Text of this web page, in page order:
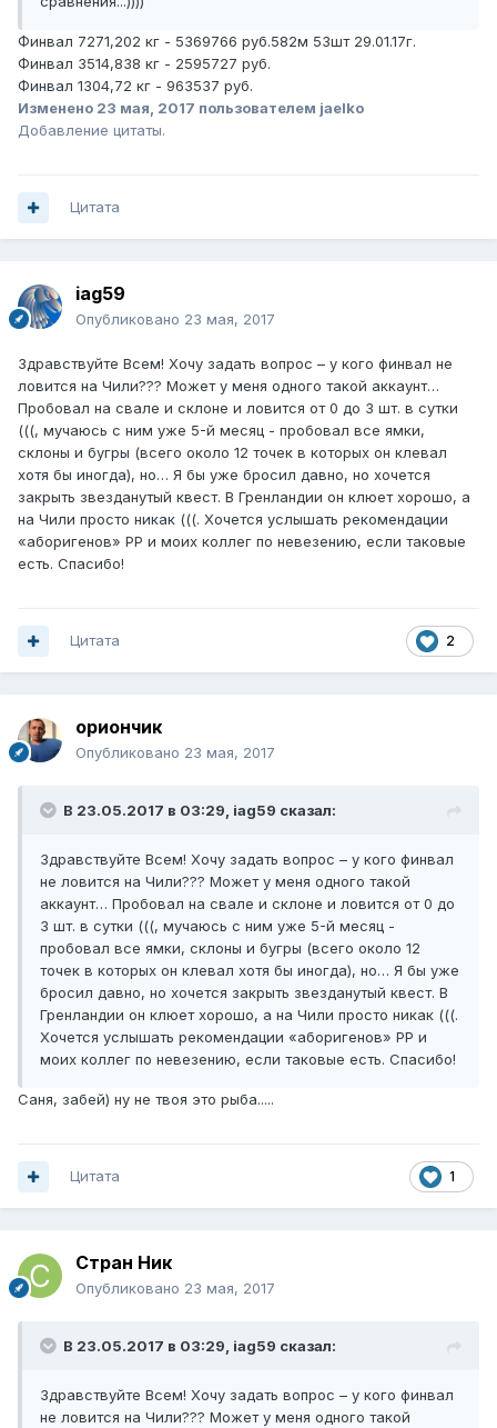
Финвал 7271,202 кг - 5369766 руб.582м 53шт 29.01.17г.
Финвал 3514,838 кг - 2595727 руб.
Финвал 1304,72 кг - 963537 руб.
Изменено 23 мая, 2017 пользователем jaelko
Добавление цитаты.
Цитата
iag59
Опубликовано 23 мая, 2017
Здравствуйте Всем! Хочу задать вопрос – у кого финвал не
ловится на Чили??? Может у меня одного такой аккаунт…
Пробовал на свале и склоне и ловится от 0 до 3 шт. в сутки
(((, мучаюсь с ним уже 5-й месяц - пробовал все ямки,
склоны и бугры (всего около 12 точек в которых он клевал
хотя бы иногда), но… Я бы уже бросил давно, но хочется
закрыть звезданутый квест. В Гренландии он клюет хорошо, а
на Чили просто никак (((. Хочется услышать рекомендации
«аборигенов» РР и моих коллег по невезению, если таковые
есть. Спасибо!
2
Цитата
ориончик
Опубликовано 23 мая, 2017
В 23.05.2017 в 03:29, iag59 сказал:
Здравствуйте Всем! Хочу задать вопрос – у кого финвал
не ловится на Чили??? Может у меня одного такой
аккаунт… Пробовал на свале и склоне и ловится от 0 до
3 шт. в сутки (((, мучаюсь с ним уже 5-й месяц -
пробовал все ямки, склоны и бугры (всего около 12
точек в которых он клевал хотя бы иногда), но… Я бы уже
бросил давно, но хочется закрыть звезданутый квест. В
Гренландии он клюет хорошо, а на Чили просто никак (((.
Хочется услышать рекомендации «аборигенов» РР и
моих коллег по невезению, если таковые есть. Спасибо!
Саня, забей) ну не твоя это рыба.....
1
Цитата
Стран Ник
Опубликовано 23 мая, 2017
В 23.05.2017 в 03:29, iag59 сказал:
Здравствуйте Всем! Хочу задать вопрос – у кого финвал
не ловится на Чили??? Может у меня одного такой